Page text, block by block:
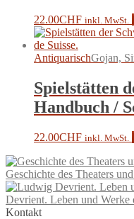
22.00CHF inkl. MwSt.
AntiquarischGojan,
Spielstätten
Handbuch /
22.00CHF inkl. MwSt.
Geschichte des Theaters
Devrient. Leben und Werke
Kontakt